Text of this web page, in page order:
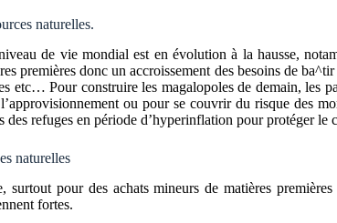
naturelles.
de vie mondial est en évolution à la hausse,
premières donc un accroissement des besoins de
etc… Pour construire les magalopoles de demain, les
ou pour se couvrir du risque des
des refuges en période d’hyperinflation pour protéger le
naturelles
surtout pour des achats mineurs de matières
fortes.